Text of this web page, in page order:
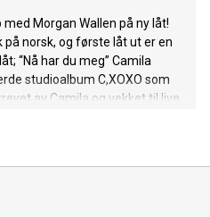
Morgan Wallen på ny låt!
på norsk, og første låt ut er en
“Nå har du meg” Camila
studioalbum C,XOXO som
av Camila og vekket til live